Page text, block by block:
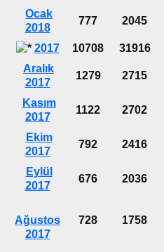
Ocak
2018
777 2045
2017 10708 31916
Aralık
2017
1279 2715
Kasım
2017
1122 2702
Ekim
2017
792 2416
Eylül
2017
676 2036
Ağustos
2017
728 1758